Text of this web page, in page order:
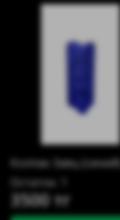
Колпак Заяц (синий)
Остаток: 1
3500 тг